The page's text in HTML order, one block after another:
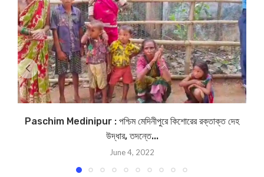
Paschim Medinipur : পশ্চিম মেদিনীপুরে কিশোরের রক্তাক্ত দেহ
উদ্ধার, তদন্তে...
June 4, 2022